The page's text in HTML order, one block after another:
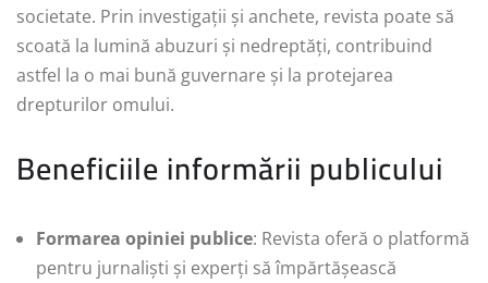
societate. Prin investigații și anchete, revista poate să
scoată la lumină abuzuri și nedreptăți, contribuind
astfel la o mai bună guvernare și la protejarea
drepturilor omului.
Beneficiile informării publicului
Formarea opiniei publice: Revista oferă o platformă
pentru jurnaliști și experți să împărtășească